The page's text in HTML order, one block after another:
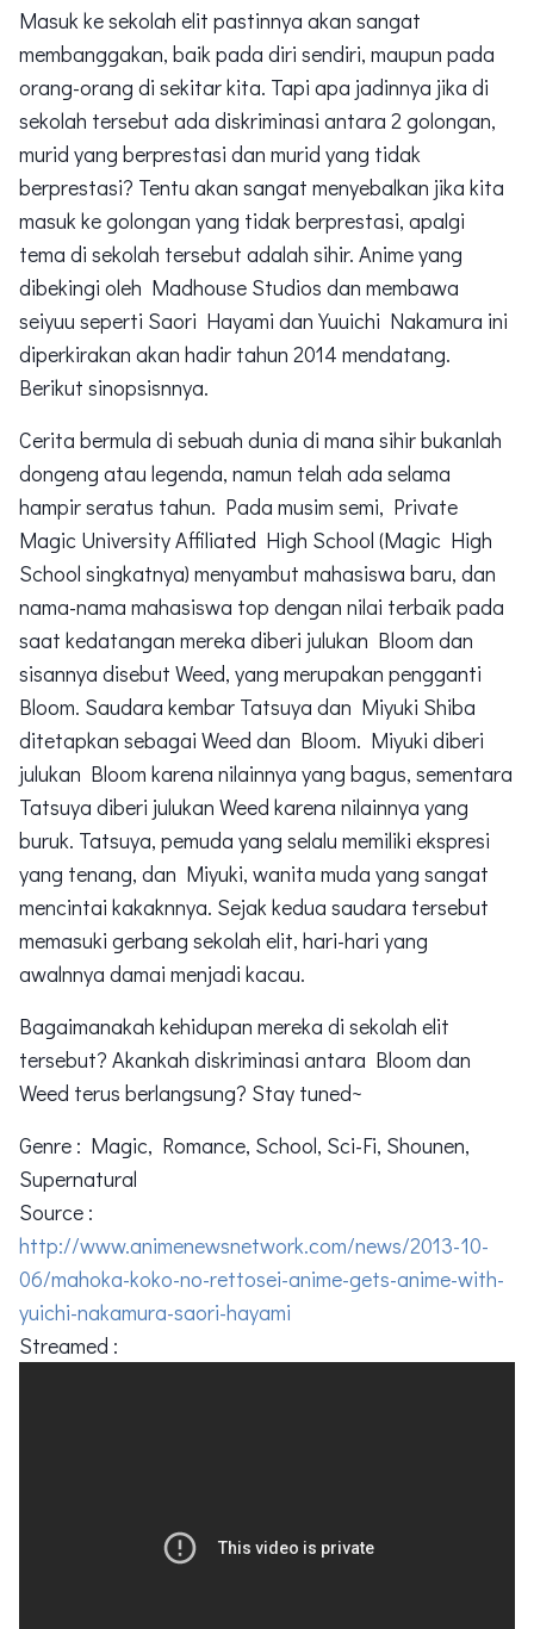
Masuk ke sekolah elit pastinnya akan sangat
membanggakan, baik pada diri sendiri, maupun pada
orang-orang di sekitar kita. Tapi apa jadinnya jika di
sekolah tersebut ada diskriminasi antara 2 golongan,
murid yang berprestasi dan murid yang tidak
berprestasi? Tentu akan sangat menyebalkan jika kita
masuk ke golongan yang tidak berprestasi, apalgi
tema di sekolah tersebut adalah sihir. Anime yang
dibekingi oleh Madhouse Studios dan membawa
seiyuu seperti Saori Hayami dan Yuuichi Nakamura ini
diperkirakan akan hadir tahun 2014 mendatang.
Berikut sinopsisnnya.
Cerita bermula di sebuah dunia di mana sihir bukanlah
dongeng atau legenda, namun telah ada selama
hampir seratus tahun. Pada musim semi, Private
Magic University Affiliated High School (Magic High
School singkatnya) menyambut mahasiswa baru, dan
nama-nama mahasiswa top dengan nilai terbaik pada
saat kedatangan mereka diberi julukan Bloom dan
sisannya disebut Weed, yang merupakan pengganti
Bloom. Saudara kembar Tatsuya dan Miyuki Shiba
ditetapkan sebagai Weed dan Bloom. Miyuki diberi
julukan Bloom karena nilainnya yang bagus, sementara
Tatsuya diberi julukan Weed karena nilainnya yang
buruk. Tatsuya, pemuda yang selalu memiliki ekspresi
yang tenang, dan Miyuki, wanita muda yang sangat
mencintai kakaknnya. Sejak kedua saudara tersebut
memasuki gerbang sekolah elit, hari-hari yang
awalnnya damai menjadi kacau.
Bagaimanakah kehidupan mereka di sekolah elit
tersebut? Akankah diskriminasi antara Bloom dan
Weed terus berlangsung? Stay tuned~
Genre : Magic, Romance, School, Sci-Fi, Shounen,
Supernatural
Source :
http://www.animenewsnetwork.com/news/2013-10-
06/mahoka-koko-no-rettosei-anime-gets-anime-with-
yuichi-nakamura-saori-hayami
Streamed :